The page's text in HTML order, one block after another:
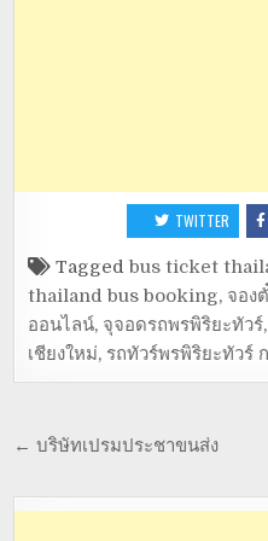
TWITTER
Taggedbus ticket
thailand bus booking, จอง
ออนไลน์, จุจอดรถพรพิริยะทัวร์
เชียงใหม่, รถทัวร์พรพิริยะทัวร์
← บริษัทเปรมประชาขนส่ง